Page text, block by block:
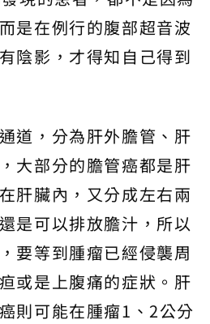
是在例行的腹部超音波
陰影，才得知自己得到
道，分為肝外膽管、肝
大部分的膽管癌都是肝
肝臟內，又分成左右兩
是可以排放膽汁，所以
要等到腫瘤已經侵襲周
或是上腹痛的症狀。肝
則可能在腫瘤1、2公分